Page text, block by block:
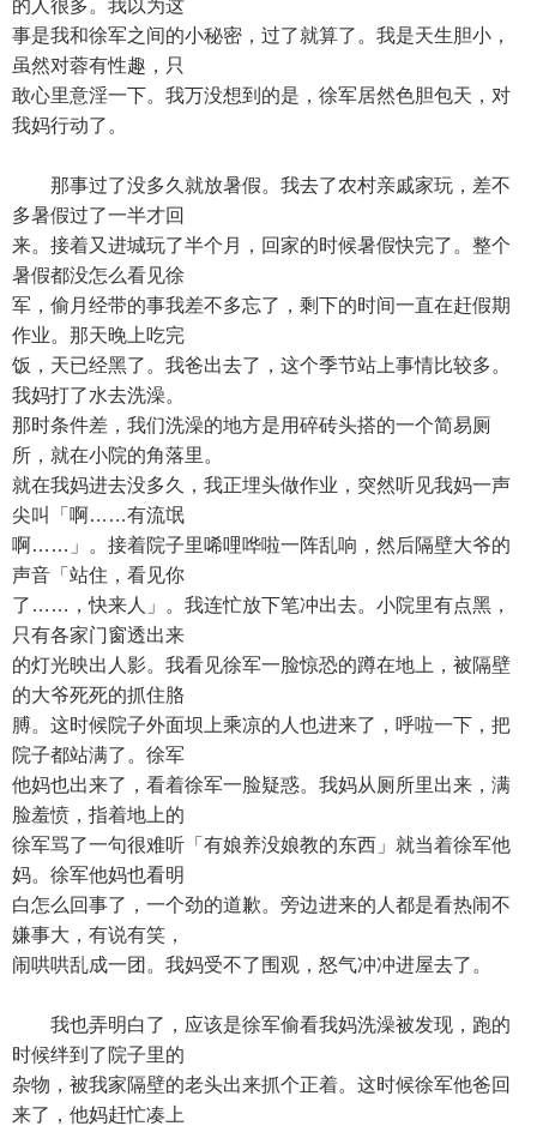
的人很多。我以为这
事是我和徐军之间的小秘密，过了就算了。我是天生胆小，
虽然对蓉有性趣，只
敢心里意淫一下。我万没想到的是，徐军居然色胆包天，对
我妈行动了。
那事过了没多久就放暑假。我去了农村亲戚家玩，差不
多暑假过了一半才回
来。接着又进城玩了半个月，回家的时候暑假快完了。整个
暑假都没怎么看见徐
军，偷月经带的事我差不多忘了，剩下的时间一直在赶假期
作业。那天晚上吃完
饭，天已经黑了。我爸出去了，这个季节站上事情比较多。
我妈打了水去洗澡。
那时条件差，我们洗澡的地方是用碎砖头搭的一个简易厕
所，就在小院的角落里。
就在我妈进去没多久，我正埋头做作业，突然听见我妈一声
尖叫「啊……有流氓
啊……」。接着院子里唏哩哗啦一阵乱响，然后隔壁大爷的
声音「站住，看见你
了……，快来人」。我连忙放下笔冲出去。小院里有点黑，
只有各家门窗透出来
的灯光映出人影。我看见徐军一脸惊恐的蹲在地上，被隔壁
的大爷死死的抓住胳
膊。这时候院子外面坝上乘凉的人也进来了，呼啦一下，把
院子都站满了。徐军
他妈也出来了，看着徐军一脸疑惑。我妈从厕所里出来，满
脸羞愤，指着地上的
徐军骂了一句很难听「有娘养没娘教的东西」就当着徐军他
妈。徐军他妈也看明
白怎么回事了，一个劲的道歉。旁边进来的人都是看热闹不
嫌事大，有说有笑，
闹哄哄乱成一团。我妈受不了围观，怒气冲冲进屋去了。
我也弄明白了，应该是徐军偷看我妈洗澡被发现，跑的
时候绊到了院子里的
杂物，被我家隔壁的老头出来抓个正着。这时候徐军他爸回
来了，他妈赶忙凑上